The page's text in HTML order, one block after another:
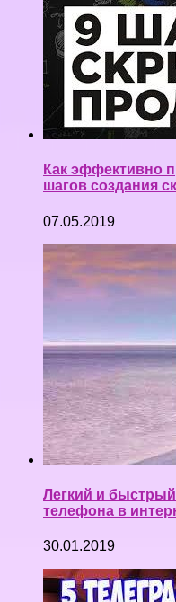
Как эффективно
шагов создания
07.05.2019
Легкий и
телефона в
30.01.2019